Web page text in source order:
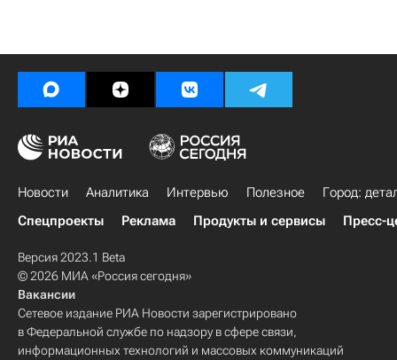
Новости Аналитика Интервью Полезное
Город:
Спецпроекты
Реклама Продукты и сервисы Пресс-
Версия 2023.1 Beta
© 2026 МИА «Россия сегодня»
Вакансии
Сетевое издание РИА Новости зарегистрировано
в Федеральной службе по надзору в сфере связи,
информационных технологий и массовых коммуникаций